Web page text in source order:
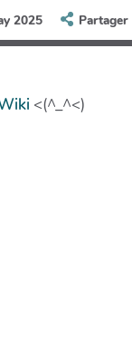
2025 Partager
<(^_^<)